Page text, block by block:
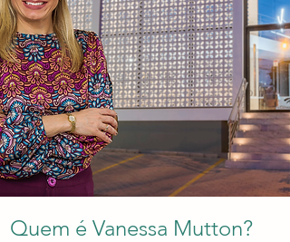
Quem é Vanessa Mutton?